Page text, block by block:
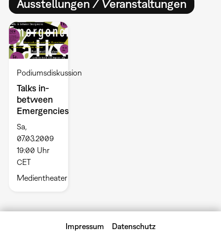
Ausstellungen / Veranstaltungen
Podiumsdiskussion
Talks in-
between
Emergencies
Sa,
07.03.2009
19:00 Uhr
CET
Medientheater
Impressum Datenschutz